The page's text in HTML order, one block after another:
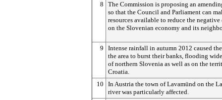
8
The Commission is proposing an
so that the Council and Parliament can
resources available to reduce the negative
on the Slovenian economy and its
9
Intense rainfall in autumn 2012 caused
the area to burst their banks, flooding
of northern Slovenia as well as on the
Croatia.
10
In Austria the town of Lavamünd on the
river was particularly affected.